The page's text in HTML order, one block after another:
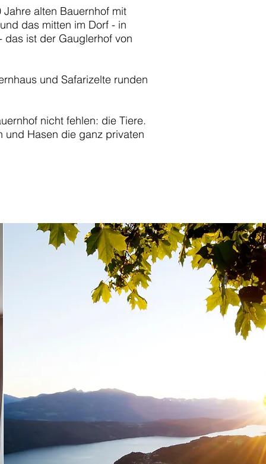
alten Bauernhof mit
das mitten im Dorf - in
das ist der Gauglerhof von
und Safarizelte runden
nicht fehlen: die Tiere.
und Hasen die ganz privaten